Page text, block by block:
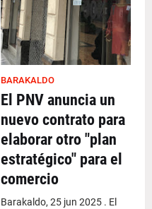
BARAKALDO
El PNV anuncia un
nuevo contrato para
elaborar otro "plan
estratégico" para el
comercio
Barakaldo, 25 jun 2025 . El